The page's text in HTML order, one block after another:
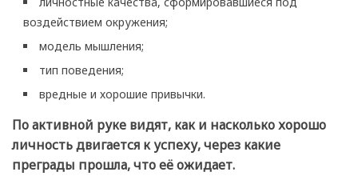
воздействием окружения;
модель мышления;
тип поведения;
вредные и хорошие привычки.
По активной руке видят, как и насколько хорошо
личность двигается к успеху, через какие
преграды прошла, что её ожидает.